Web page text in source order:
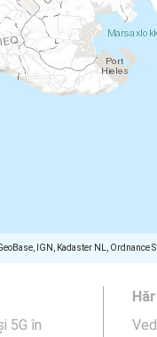
IGN, Kadaster NL,
5G în